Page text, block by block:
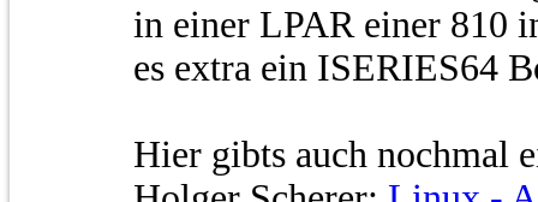
in einer LPAR einer 810
es extra ein ISERIES64
Hier gibts auch nochmal